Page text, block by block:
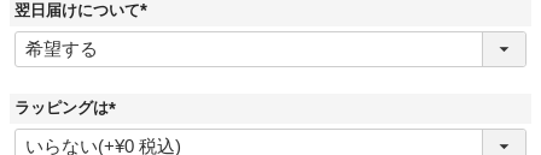
翌日届けについて
(
須
ラッピングは
(
必